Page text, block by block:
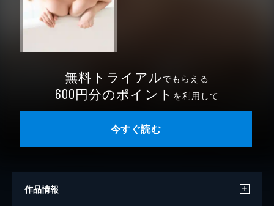
無料トライアルでもらえる
600円分のポイント を利用して
今すぐ読む
作品情報